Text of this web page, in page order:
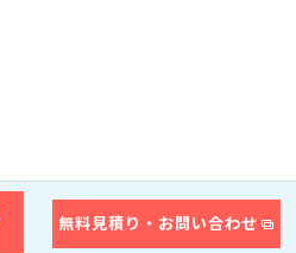
無料見積り・お問い合わせ